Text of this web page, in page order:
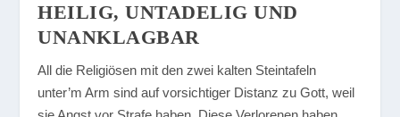
HEILIG, UNTADELIG UND
UNANKLAGBAR
All die Religiösen mit den zwei kalten Steintafeln
unter’m Arm sind auf vorsichtiger Distanz zu Gott, weil